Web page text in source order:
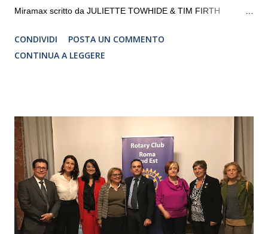
Miramax scritto da JULIETTE TOWHIDE & TIM FIRTH
CRISTINA PEZZOLI
CONDIVIDI
POSTA UN COMMENTO
CONTINUA A LEGGERE